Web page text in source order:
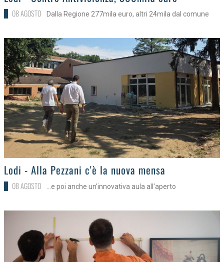
08 AGOSTO Dalla Regione 277mila euro, altri 24mila dal comune
>Lodi - Alla Pezzani c'è la nuova mensa
08 AGOSTO ...e poi anche un'innovativa aula all'aperto